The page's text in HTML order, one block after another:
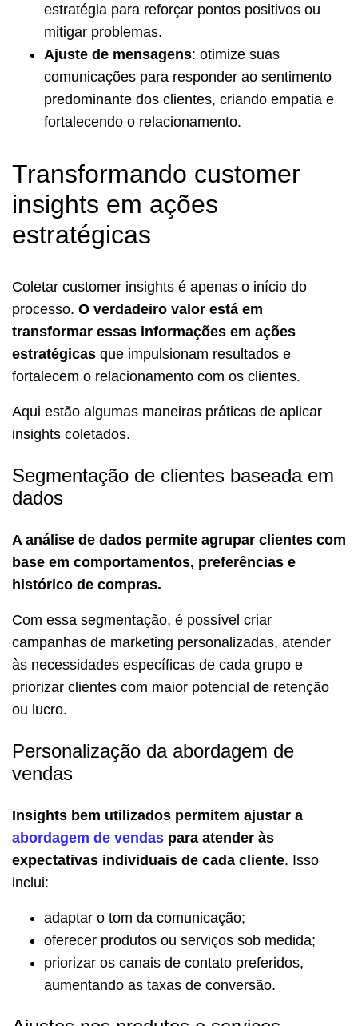
estratégia para reforçar pontos positivos ou
mitigar problemas.
Ajuste de mensagens: otimize suas
comunicações para responder ao sentimento
predominante dos clientes, criando empatia e
fortalecendo o relacionamento.
Transformando customer
insights em ações
estratégicas
Coletar customer insights é apenas o início do
processo. O verdadeiro valor está em
transformar essas informações em ações
estratégicas que impulsionam resultados e
fortalecem o relacionamento com os clientes.
Aqui estão algumas maneiras práticas de aplicar
insights coletados.
Segmentação de clientes baseada em
dados
A análise de dados permite agrupar clientes com
base em comportamentos, preferências e
histórico de compras.
Com essa segmentação, é possível criar
campanhas de marketing personalizadas, atender
às necessidades específicas de cada grupo e
priorizar clientes com maior potencial de retenção
ou lucro.
Personalização da abordagem de
vendas
Insights bem utilizados permitem ajustar a
abordagem de vendas para atender às
expectativas individuais de cada cliente. Isso
inclui:
adaptar o tom da comunicação;
oferecer produtos ou serviços sob medida;
priorizar os canais de contato preferidos,
aumentando as taxas de conversão.